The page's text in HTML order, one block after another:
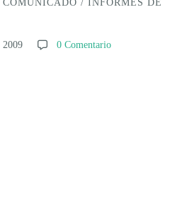
COMUNICADO / INFORMES DE
2009 0 Comentario